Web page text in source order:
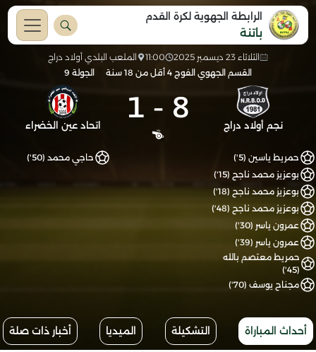
الرابطة الجهوية لكرة القدم
باتنة
الثلاثاء 23 ديسمبر 2025 11:00
الملعب البلدي أولاد دراج
القسم الجهوي الفوج 4 أقل من 18 سنة
الجولة 9
نجم أولاد دراج 8
-
1 اتحاد عين الخضراء
حمريط ياسين (5')
بوعزيز محمد ناجح (15')
بوعزيز محمد ناجح (18')
بوعزيز محمد ناجح (48')
عمرون ياسر (30')
عمرون ياسر (39')
حمريط معتصم بالله
(45')
مجناح يوسف (70')
حاجي محمد (50')
أحداث المباراة التشكيلة الميديا أخبار ذات صلة